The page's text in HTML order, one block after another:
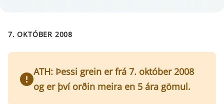
7. OKTÓBER 2008
ATH: Þessi grein er frá 7. október 2008
og er því orðin meira en 5 ára gömul.